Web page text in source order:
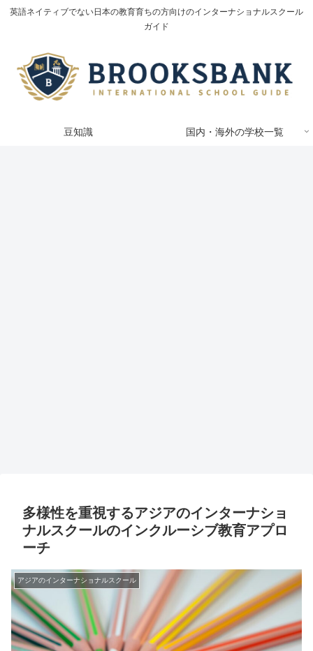
英語ネイティブでない日本の教育育ちの方向けのインターナショナルスクール
ガイド
豆知識 国内・海外の学校一覧
多様性を重視するアジアのインターナショ
ナルスクールのインクルーシブ教育アプロ
ーチ
アジアのインターナショナルスクール